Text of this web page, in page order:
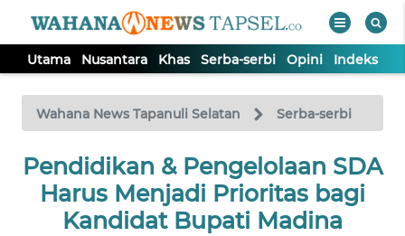
Utama Nusantara Khas Serba-serbi Opini Indeks
Wahana News Tapanuli Selatan Serba-serbi
Pendidikan & Pengelolaan SDA
Harus Menjadi Prioritas bagi
Kandidat Bupati Madina
TV
Tutup
UTAMA
NUSANTARA